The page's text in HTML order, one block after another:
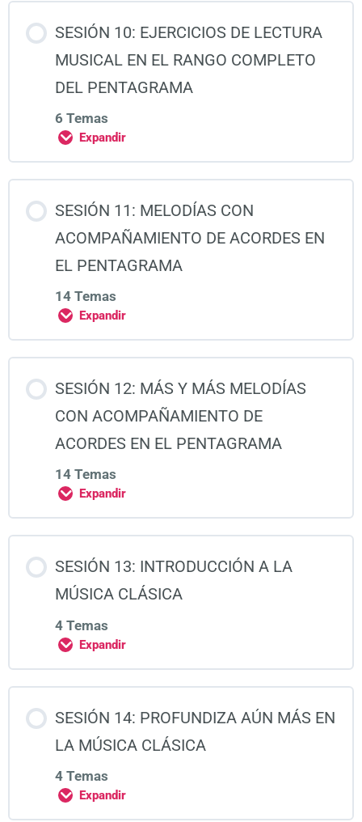
SESIÓN 10: EJERCICIOS DE LECTURA
MUSICAL EN EL RANGO COMPLETO
DEL PENTAGRAMA
6 Temas
Expandir
SESIÓN 11: MELODÍAS CON
ACOMPAÑAMIENTO DE ACORDES EN
EL PENTAGRAMA
14 Temas
Expandir
SESIÓN 12: MÁS Y MÁS MELODÍAS
CON ACOMPAÑAMIENTO DE
ACORDES EN EL PENTAGRAMA
14 Temas
Expandir
SESIÓN 13: INTRODUCCIÓN A LA
MÚSICA CLÁSICA
4 Temas
Expandir
SESIÓN 14: PROFUNDIZA AÚN MÁS EN
LA MÚSICA CLÁSICA
4 Temas
Expandir